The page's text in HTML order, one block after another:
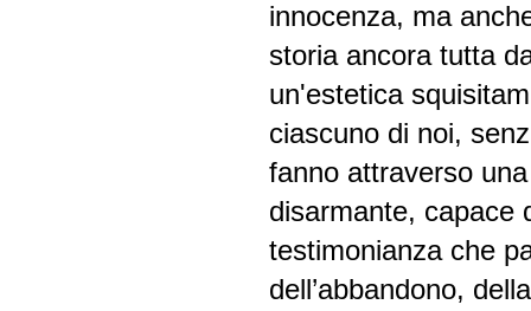
innocenza, ma
storia ancora tutta
un'estetica
ciascuno di noi,
fanno attraverso
disarmante, capace
testimonianza che
dell’abbandono,